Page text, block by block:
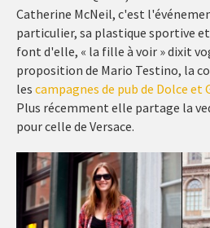
Catherine McNeil, c'est
particulier, sa plastique sportive
font d'elle, « la fille à voir » dixit
proposition de Mario Testino, la
les campagnes de pub de Dolce et
Plus récemment elle partage la
pour celle de Versace.